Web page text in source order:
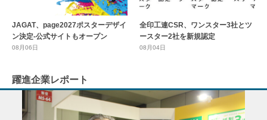
JAGAT、page2027ポスターデザイ
ン決定-公式サイトもオープン
08月06日
全印工連CSR、ワンスター3社とツ
ースター2社を新規認定
08月04日
躍進企業レポート